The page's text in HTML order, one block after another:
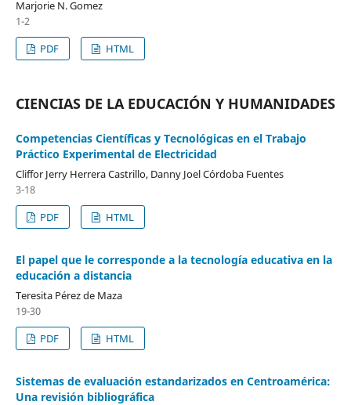
Marjorie N. Gomez
1-2
PDF
HTML
CIENCIAS DE LA EDUCACIÓN Y HUMANIDADES
Competencias Científicas y Tecnológicas en el Trabajo
Práctico Experimental de Electricidad
Cliffor Jerry Herrera Castrillo, Danny Joel Córdoba Fuentes
3-18
PDF
HTML
El papel que le corresponde a la tecnología educativa en la
educación a distancia
Teresita Pérez de Maza
19-30
PDF
HTML
Sistemas de evaluación estandarizados en Centroamérica:
Una revisión bibliográfica